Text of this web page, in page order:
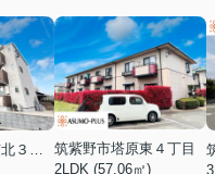
筑紫野市塔原東４丁目
2LDK (57.06㎡)